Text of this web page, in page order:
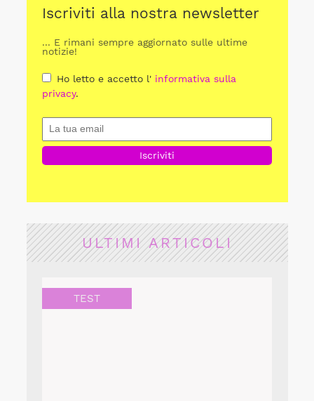
Iscriviti alla nostra newsletter
... E rimani sempre aggiornato sulle ultime
notizie!
Ho letto e accetto l' informativa sulla
privacy.
ULTIMI ARTICOLI
TEST